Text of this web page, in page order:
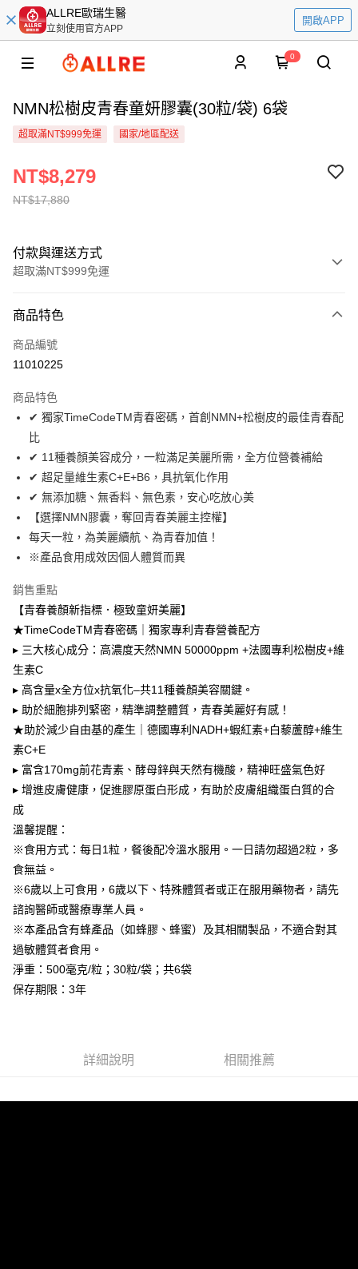
ALLRE歐瑞生醫
立刻使用官方APP
開啟APP
0
NMN松樹皮青春童妍膠囊(30粒/袋) 6袋
超取滿NT$999免運 國家/地區配送
NT$17,880
NT$8,279
付款與運送方式
超取滿NT$999免運
信用卡一次付款
超商取貨付款
Apple Pay
悠遊付
大哥付你分期
相關說明
【大哥付你分期使用說明】
1.本服務由台灣大哥大提供，台灣大哥大用戶可立即使用無須另外申請。
2.付款方式選擇「大哥付你分期」，訂單成立後會自動跳轉到大哥付的交易
流程，驗證手機門號後，選擇欲分期的期數、繳款截止日，確認付款後即完
3.實際核准額度、可分期數及費用金額請依後續交易確認頁面所載為準。
4.訂單成立30分鐘內，如未前往確認交易或遇審核未通過，訂單將自動取
消。如遇「轉專審核」未通過狀況，表示未達大哥付你分期系統評分，恕無
法說明評估內容。
1.分期款項不併入電信帳單，「大哥付你分期」於每月結算日後寄送繳費提
醒簡訊。
2.透過簡訊連結打開帳單後，可選擇「超商條碼／台灣大直營門市／銀行轉
帳／街口支付／iPASS MONEY」等通路繳費。
【注意事項】
用戶於交易時，得透過本服務購買商品或服務，並由商店將買賣／分期付款
買賣價金債權讓與本公司後，依約使用本公司帳單繳交帳款。
2.基於同意付款使用「大哥付你分期」之契約關係目的，商店將以您的個人
資料（包含姓名、電話或地址）提供予台灣大哥大進項蒐集、處理及利用，
由本公司與您本人進行分期帳單所需資料之確認、核對及更正。
3.完整用戶服務條款，請詳閱以下連結：
AFTEE先享後付
相關說明
【關於「AFTEE先享後付」】
便利好安心！
１．簡單：不需註冊會員、不需綁卡、不需儲值。
２．便利：只要手機號碼，簡訊認證，即可結帳。
３．安心：先確認商品／服務後，再付款。
１．於結帳方式選擇「AFTEE先享後付」後，將跳轉至「AFTEE先享後付」
結帳頁面，進行簡訊認證並確認金額後，即可完成結帳。
２．訂單成立數日內，您將收到繳費通知簡訊。
３．收到繳費通知簡訊後14天內，點擊此簡訊中的連結，可透過四大超商／
ATM／網路銀行／等多元方式進行付款，方視為交易完成。
※ 請注意：結帳手續完成當下不需立刻繳費，但若您需要取消訂單，請聯絡
後付繳納相關費用。
※ 交易是否成功請以「AFTEE先享後付 」之結帳頁面顯示為準，若有關於
是否繳費成功／繳費後需取消欲退款等相關疑問，請聯繫「AFTEE先享後付
客戶支援中心」
【注意事項】
１．透過由恩沛科技股份有限公司提供之「AFTEE先享後付」服務完成之交
易，需依本服務之必要範圍內提供個人資料，並將交易相關給付款項請求債
權轉讓予恩沛科技股份有限公司。
２．關於個人資料處理事宜，請瀏覽以下網址：
３．未成年的使用者請事先徵得法定代理人或監護人之同意方可使用
「AFTEE先享後付」，若未經同意申辦者引起之損失，本公司不負相關責
任。
４．使用「AFTEE先享後付」時，將依據個別帳號之用戶狀況，依本公司即
時審查核予不同之上限額度；若仍有額度不足之情形，本公司將視審查結果
全家取貨付款
每筆NT$80，滿NT$999(含以上)免運費
付款後全家取貨
每筆NT$80，滿NT$1,680(含以上)免運費
萊爾富取貨付款
每筆NT$80，滿NT$1,680(含以上)免運費
每筆NT$80，滿NT$1,680(含以上)免運費
7-11取貨付款
每筆NT$80，滿NT$1,680(含以上)免運費
付款後7-11取貨
每筆NT$80，滿NT$1,680(含以上)免運費
台灣本島宅配
每筆NT$80，滿NT$1,680(含以上)免運費
商品特色
商品編號
11010225
商品特色
✔ 獨家TimeCodeTM青春密碼，首創NMN+松樹皮的最佳青春配
比
✔ 11種養顏美容成分，一粒滿足美麗所需，全方位營養補給
✔ 超足量維生素C+E+B6，具抗氧化作用
✔ 無添加糖、無香料、無色素，安心吃放心美
【選擇NMN膠囊，奪回青春美麗主控權】
每天一粒，為美麗續航、為青春加值！
※產品食用成效因個人體質而異
銷售重點
【青春養顏新指標．極致童妍美麗】
★TimeCodeTM青春密碼｜獨家專利青春營養配方
▸ 三大核心成分：高濃度天然NMN 50000ppm +法國專利松樹皮+維
生素C
▸ 高含量x全方位x抗氧化–共11種養顏美容關鍵。
▸ 助於細胞排列緊密，精準調整體質，青春美麗好有感！
★助於減少自由基的產生｜德國專利NADH+蝦紅素+白藜蘆醇+維生
素C+E
▸ 富含170mg前花青素、酵母鋅與天然有機酸，精神旺盛氣色好
▸ 增進皮膚健康，促進膠原蛋白形成，有助於皮膚組織蛋白質的合
成
溫馨提醒：
※食用方式：每日1粒，餐後配冷溫水服用。一日請勿超過2粒，多
食無益。
※6歲以上可食用，6歲以下、特殊體質者或正在服用藥物者，請先
諮詢醫師或醫療專業人員。
※本產品含有蜂產品（如蜂膠、蜂蜜）及其相關製品，不適合對其
過敏體質者食用。
淨重：500毫克/粒；30粒/袋；共6袋
保存期限：3年
詳細說明 相關推薦